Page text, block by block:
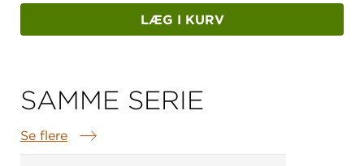
LÆG I KURV
SAMME SERIE
Se flere
Samme serie